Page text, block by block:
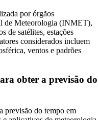
por órgãos
de Meteorologia (INMET),
de satélites, estações
considerados incluem
ventos e padrões
obter a previsão do
previsão do tempo em